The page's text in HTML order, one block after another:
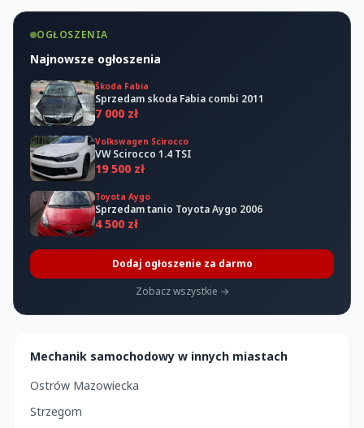
OGŁOSZENIA
Najnowsze ogłoszenia
Škoda Fabia
Sprzedam skoda Fabia combi 2011
7 000 zł
Volkswagen Scirocco
VW Scirocco 1.4 TSI
19 500 zł
Toyota Aygo
Sprzedam tanio Toyota Aygo 2006
4 500 zł
Dodaj ogłoszenie za darmo
Zobacz wszystkie →
Mechanik samochodowy w innych miastach
Ostrów Mazowiecka
Strzegom